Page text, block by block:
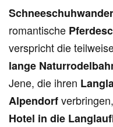
romantische
verspricht die
lange
Jene, die ihren
Alpendorf
Hotel in die